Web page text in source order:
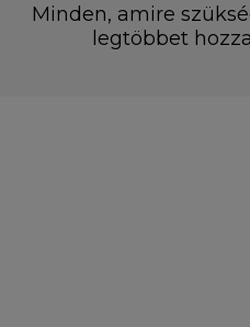
Minden, amire
legtöbbet